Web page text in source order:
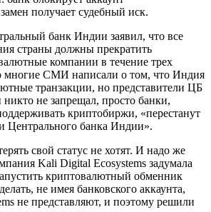
получает судебный иск.
банк Индии заявил, что все
страны должны прекратить
компании в течение трех
многие СМИ написали о том, что Индия
транзакции, но представители ЦБ
никто не запрещал, просто банки,
криптобиржи, «перестанут
Центрального банка Индии».
свой статус не хотят. И надо же
Kali Digital Ecosystems задумала
криптовалютный обменник
не имея банковского аккаунта,
не представляют, и поэтому решили